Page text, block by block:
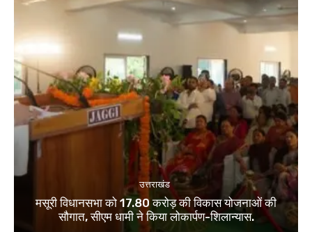
उत्तराखंड
मसूरी विधानसभा को 17.80 करोड़ की विकास योजनाओं की
सौगात, सीएम धामी ने किया लोकार्पण-शिलान्यास.